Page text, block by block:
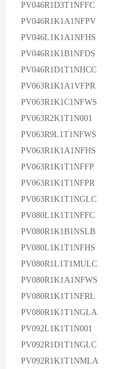
PV046R1D3T1NFFC
PV046R1K1A1NFPV
PV046L1K1A1NFHS
PV046R1K1B1NFDS
PV046R1D1T1NHCC
PV063R1K1A1VFPR
PV063R1K1C1NFWS
PV063R2K1T1N001
PV063R9L1T1NFWS
PV063R1K1A1NFHS
PV063R1K1T1NFFP
PV063R1K1T1NFPR
PV063R1K1T1NGLC
PV080L1K1T1NFFC
PV080R1K1B1NSLB
PV080L1K1T1NFHS
PV080R1L1T1MULC
PV080R1K1A1NFWS
PV080R1K1T1NFRL
PV080R1K1T1NGLA
PV092L1K1T1N001
PV092R1D1T1NGLC
PV092R1K1T1NMLA